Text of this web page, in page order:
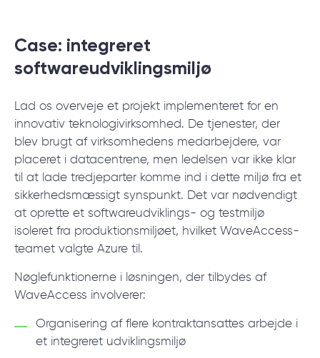
Case: integreret
softwareudviklingsmiljø
Lad os overveje et projekt implementeret for en
innovativ teknologivirksomhed. De tjenester, der
blev brugt af virksomhedens medarbejdere, var
placeret i datacentrene, men ledelsen var ikke klar
til at lade tredjeparter komme ind i dette miljø fra et
sikkerhedsmæssigt synspunkt. Det var nødvendigt
at oprette et softwareudviklings- og testmiljø
isoleret fra produktionsmiljøet, hvilket WaveAccess-
teamet valgte Azure til.
Nøglefunktionerne i løsningen, der tilbydes af
WaveAccess involverer:
Organisering af flere kontraktansattes arbejde i
et integreret udviklingsmiljø